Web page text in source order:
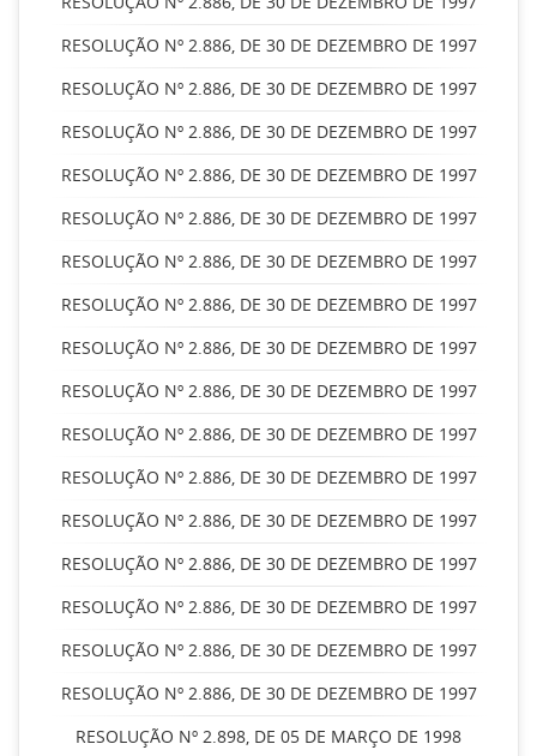
RESOLUÇÃO Nº 2.886, DE 30 DE DEZEMBRO DE 1997
RESOLUÇÃO Nº 2.886, DE 30 DE DEZEMBRO DE 1997
RESOLUÇÃO Nº 2.886, DE 30 DE DEZEMBRO DE 1997
RESOLUÇÃO Nº 2.886, DE 30 DE DEZEMBRO DE 1997
RESOLUÇÃO Nº 2.886, DE 30 DE DEZEMBRO DE 1997
RESOLUÇÃO Nº 2.886, DE 30 DE DEZEMBRO DE 1997
RESOLUÇÃO Nº 2.886, DE 30 DE DEZEMBRO DE 1997
RESOLUÇÃO Nº 2.886, DE 30 DE DEZEMBRO DE 1997
RESOLUÇÃO Nº 2.886, DE 30 DE DEZEMBRO DE 1997
RESOLUÇÃO Nº 2.886, DE 30 DE DEZEMBRO DE 1997
RESOLUÇÃO Nº 2.886, DE 30 DE DEZEMBRO DE 1997
RESOLUÇÃO Nº 2.886, DE 30 DE DEZEMBRO DE 1997
RESOLUÇÃO Nº 2.886, DE 30 DE DEZEMBRO DE 1997
RESOLUÇÃO Nº 2.886, DE 30 DE DEZEMBRO DE 1997
RESOLUÇÃO Nº 2.886, DE 30 DE DEZEMBRO DE 1997
RESOLUÇÃO Nº 2.886, DE 30 DE DEZEMBRO DE 1997
RESOLUÇÃO Nº 2.898, DE 05 DE MARÇO DE 1998